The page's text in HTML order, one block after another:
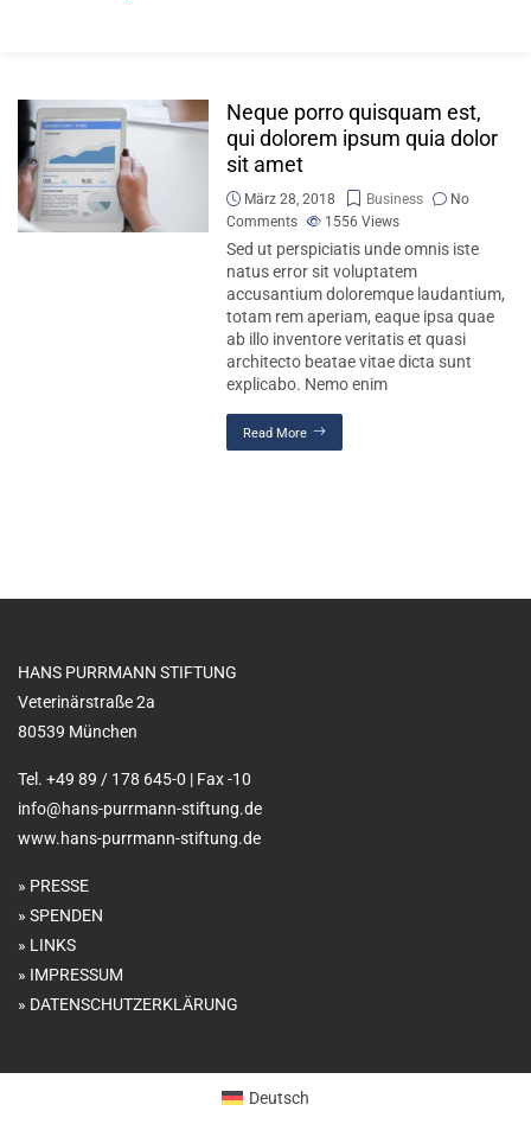
Neque porro quisquam est,
qui dolorem ipsum quia dolor
sit amet
März 28, 2018 Business
No
Comments
1556Views
Sed ut perspiciatis unde omnis iste
natus error sit voluptatem
accusantium doloremque laudantium,
totam rem aperiam, eaque ipsa quae
ab illo inventore veritatis et quasi
architecto beatae vitae dicta sunt
explicabo. Nemo enim
Read More
HANS PURRMANN STIFTUNG
Veterinärstraße 2a
80539 München
Tel. +49 89 / 178 645-0 | Fax -10
info@hans-purrmann-stiftung.de
www.hans-purrmann-stiftung.de
PRESSE
SPENDEN
LINKS
IMPRESSUM
DATENSCHUTZERKLÄRUNG
Deutsch